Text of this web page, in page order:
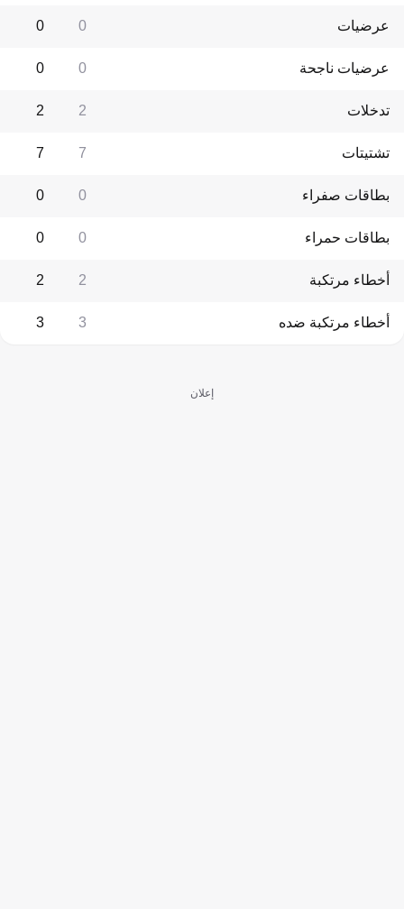
عرضيات 0
0
عرضيات ناجحة 0
0
تدخلات 2
2
تشتيتات 7
7
بطاقات صفراء 0
0
بطاقات حمراء 0
0
أخطاء مرتكبة 2
2
أخطاء مرتكبة ضده 3
3
إعلان